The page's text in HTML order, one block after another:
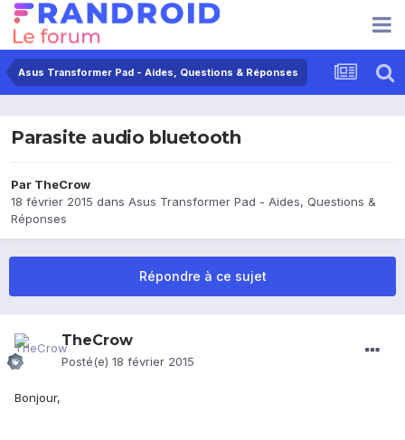
Asus Transformer Pad - Aides, Questions & Réponses
Parasite audio bluetooth
Par TheCrow
18 février 2015 dans Asus Transformer Pad - Aides, Questions &
Réponses
Répondre à ce sujet
TheCrow
Posté(e) 18 février 2015
Bonjour,